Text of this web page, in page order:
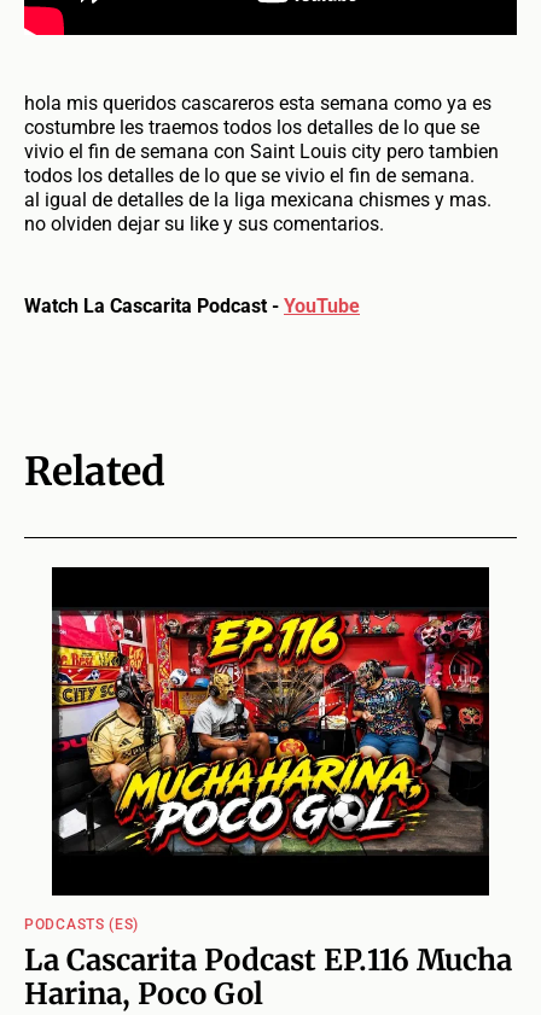
hola mis queridos cascareros esta semana como ya es
costumbre les traemos todos los detalles de lo que se
vivio el fin de semana con Saint Louis city pero tambien
todos los detalles de lo que se vivio el fin de semana.
al igual de detalles de la liga mexicana chismes y mas.
no olviden dejar su like y sus comentarios.
Watch La Cascarita Podcast - YouTube
Related
PODCASTS (ES)
La Cascarita Podcast EP.116 Mucha
Harina, Poco Gol